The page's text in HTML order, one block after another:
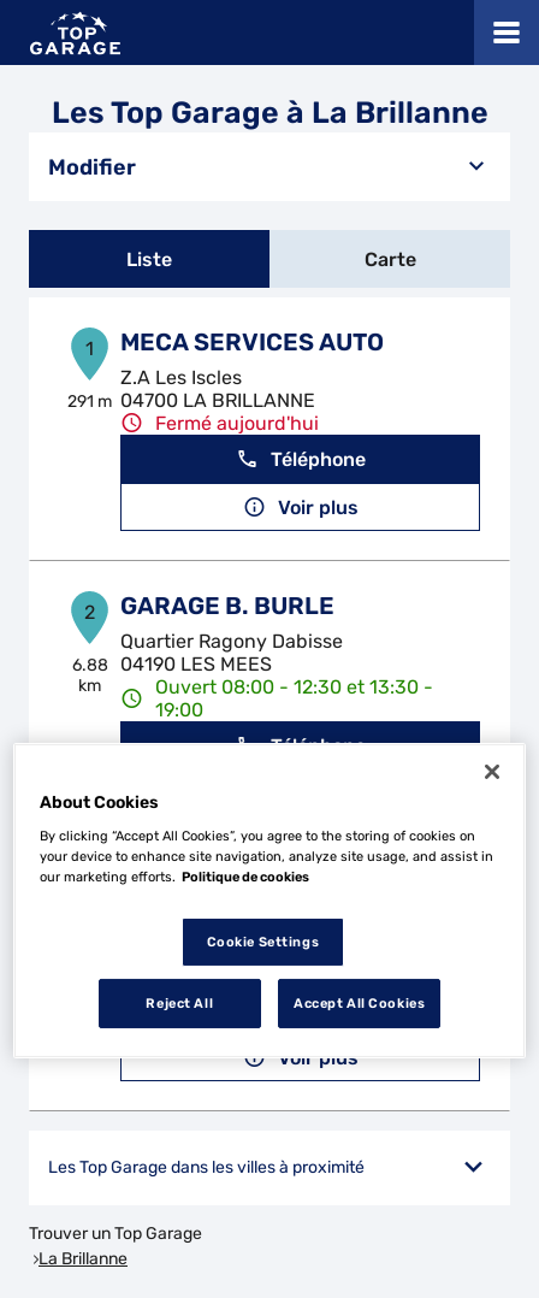
Les Top Garage à La Brillanne
Modifier
Liste Carte
1
291 m
MECA SERVICES AUTO
Z.A Les Iscles
04700 LA BRILLANNE
Fermé aujourd'hui
Téléphone
Voir plus
2
6.88
km
GARAGE B. BURLE
Quartier Ragony Dabisse
04190 LES MEES
Ouvert 08:00 - 12:30 et 13:30 -
19:00
Téléphone
MS GARAGE DE LA CITE
24 Bas de Mouriès
04160 L'ESCALE
Fermé aujourd'hui
Téléphone
Voir plus
Les Top Garage dans les villes à proximité
Trouver un Top Garage
La Brillanne
About Cookies
By clicking “Accept All Cookies”, you agree to the storing of cookies on
your device to enhance site navigation, analyze site usage, and assist in
our marketing efforts. Politique de cookies
Cookie Settings
Reject All Accept All Cookies